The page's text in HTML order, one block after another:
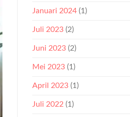
Januari 2024(1)
Juli 2023(2)
Juni 2023(2)
Mei 2023(1)
April 2023(1)
Juli 2022 (1)